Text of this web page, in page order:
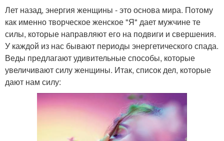
Лет назад, энергия женщины - это основа мира. Потому
как именно творческое женское "Я" дает мужчине те
силы, которые направляют его на подвиги и свершения.
У каждой из нас бывают периоды энергетического спада.
Веды предлагают удивительные способы, которые
увеличивают силу женщины. Итак, список дел, которые
дают нам силу: